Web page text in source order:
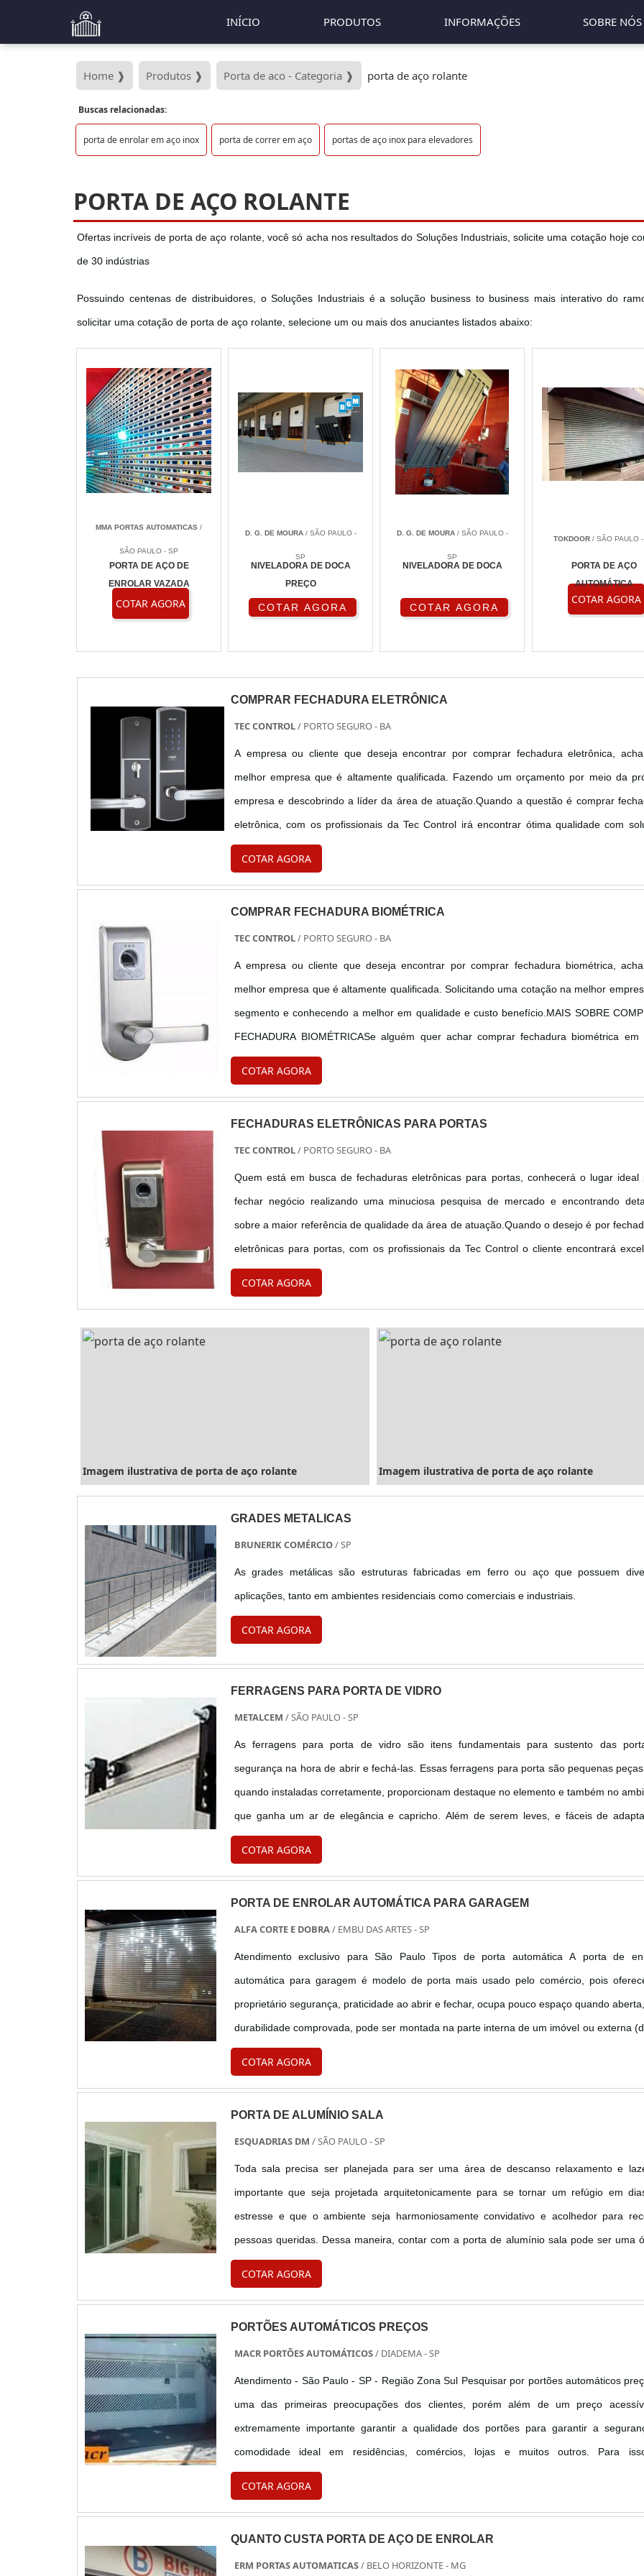
INÍCIO PRODUTOS INFORMAÇÕES SOBRE NÓS
Home ❱ Produtos ❱ Porta de aco - Categoria ❱ porta de aço rolante
Buscas relacionadas:
porta de enrolar em aço inox porta de correr em aço portas de aço inox para elevadores
PORTA DE AÇO ROLANTE
Ofertas incríveis de porta de aço rolante, você só acha nos resultados do Soluções Industriais, solicite uma cotação hoje
de 30 indústrias
Possuindo centenas de distribuidores, o Soluções Industriais é a solução business to business mais interativo do
solicitar uma cotação de porta de aço rolante, selecione um ou mais dos anuciantes listados abaixo:
MMA PORTAS AUTOMATICAS /
SÃO PAULO - SP
PORTA DE AÇO DE
ENROLAR VAZADA
COTAR AGORA
D. G. DE MOURA / SÃO PAULO -
SP
NIVELADORA DE DOCA
PREÇO
COTAR AGORA
D. G. DE MOURA / SÃO PAULO -
SP
NIVELADORA DE DOCA
COTAR AGORA
TOKDOOR/ SÃO PAULO
PORTA DE AÇO
AUTOMÁTICA
COTAR AGORA
COMPRAR FECHADURA ELETRÔNICA
TEC CONTROL/ PORTO SEGURO - BA
A empresa ou cliente que deseja encontrar por comprar fechadura eletrônica,
melhor empresa que é altamente qualificada. Fazendo um orçamento por meio da
empresa e descobrindo a líder da área de atuação.Quando a questão é comprar
eletrônica, com os profissionais da Tec Control irá encontrar ótima qualidade com
completa para equipar o apartamento do hotel.INFORMAÇÕES SOBRE
FECHADURA ELETRÔNICAA T...
COTAR AGORA
COMPRAR FECHADURA BIOMÉTRICA
TEC CONTROL/ PORTO SEGURO - BA
A empresa ou cliente que deseja encontrar por comprar fechadura biométrica,
melhor empresa que é altamente qualificada. Solicitando uma cotação na melhor
segmento e conhecendo a melhor em qualidade e custo benefício.MAIS SOBRE
FECHADURA BIOMÉTRICASe alguém quer achar comprar fechadura biométrica em
empresa comprometida com seus serviços, encontra o site da Tec Control. A
trabalha com cofre digital...
COTAR AGORA
FECHADURAS ELETRÔNICAS PARA PORTAS
TEC CONTROL/ PORTO SEGURO - BA
Quem está em busca de fechaduras eletrônicas para portas, conhecerá o lugar ideal
fechar negócio realizando uma minuciosa pesquisa de mercado e encontrando
sobre a maior referência de qualidade da área de atuação.Quando o desejo é por
eletrônicas para portas, com os profissionais da Tec Control o cliente encontrará
custo-benefício com pagamento acessível.INFORMAÇÕES SOBRE AS
ELETRÔNICAS PARA...
COTAR AGORA
Imagem ilustrativa de porta de aço rolante Imagem ilustrativa de porta de aço rolante
GRADES METALICAS
BRUNERIK COMÉRCIO/ SP
As grades metálicas são estruturas fabricadas em ferro ou aço que possuem
aplicações, tanto em ambientes residenciais como comerciais e industriais.
COTAR AGORA
FERRAGENS PARA PORTA DE VIDRO
METALCEM / SÃO PAULO - SP
As ferragens para porta de vidro são itens fundamentais para sustento das
segurança na hora de abrir e fechá-las. Essas ferragens para porta são pequenas
quando instaladas corretamente, proporcionam destaque no elemento e também no
que ganha um ar de elegância e capricho. Além de serem leves, e fáceis de
portas, mas deve haver um planejamento antes da aplicação para prevenir futuros
no conjunto :....
COTAR AGORA
PORTA DE ENROLAR AUTOMÁTICA PARA GARAGEM
ALFA CORTE E DOBRA/ EMBU DAS ARTES - SP
Atendimento exclusivo para São Paulo Tipos de porta automática A porta de
automática para garagem é modelo de porta mais usado pelo comércio, pois
proprietário segurança, praticidade ao abrir e fechar, ocupa pouco espaço quando
durabilidade comprovada, pode ser montada na parte interna de um imóvel ou externa
para rua). é fabricada nos modelos: Lisa (modelo tradicional, toda fechada), Vazada
COTAR AGORA
PORTA DE ALUMÍNIO SALA
ESQUADRIAS DM / SÃO PAULO - SP
Toda sala precisa ser planejada para ser uma área de descanso relaxamento e
importante que seja projetada arquitetonicamente para se tornar um refúgio em
estresse e que o ambiente seja harmoniosamente convidativo e acolhedor para
pessoas queridas. Dessa maneira, contar com a porta de alumínio sala pode ser uma
opção. Principais vantagens encontradas no produto A porta em alumínio
durabilidade, por ser....
COTAR AGORA
PORTÕES AUTOMÁTICOS PREÇOS
MACR PORTÕES AUTOMÁTICOS/ DIADEMA - SP
Atendimento - São Paulo - SP - Região Zona Sul Pesquisar por portões automáticos
uma das primeiras preocupações dos clientes, porém além de um preço
extremamente importante garantir a qualidade dos portões para garantir a
comodidade ideal em residências, comércios, lojas e muitos outros. Para
imprescindível que ao realizar a pesquisa buscar por uma empresa de confiança no
Portões automáticos p....
COTAR AGORA
QUANTO CUSTA PORTA DE AÇO DE ENROLAR
ERM PORTAS AUTOMATICAS/ BELO HORIZONTE - MG